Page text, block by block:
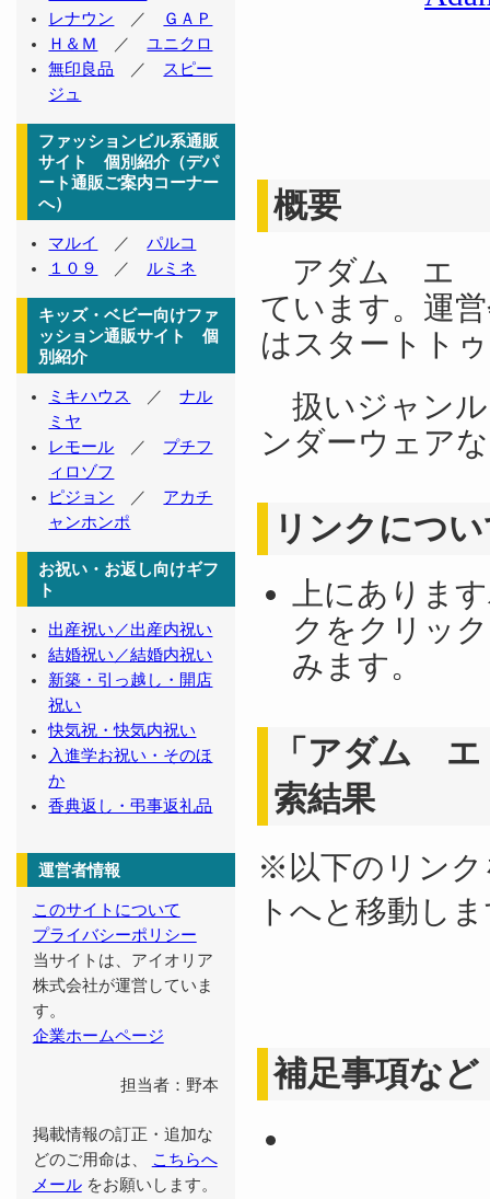
概要
アダム エ ロ
ています。運
はスタートト
扱いジャンル
ンダーウェア
リンクにつ
上にありま
クをクリッ
みます。
「アダム
索結果
※以下のリンク
トへと移動し
補足事項など
レナウン ／
ＧＡＰ
Ｈ＆Ｍ
／ユニクロ
無印良品 ／ スピー
ジュ
ファッションビル系通販
サイト 個別紹介（デパ
ート通販ご案内コーナー
へ）
マルイ ／パルコ
１０９
／ ルミネ
キッズ・ベビー向けファ
ッション通販サイト 個
別紹介
ミキハウス ／ナル
ミヤ
レモール ／ プチフ
ィロゾフ
ピジョン ／ アカチ
ャンホンポ
お祝い・お返し向けギフ
ト
出産祝い／出産内祝い
結婚祝い／結婚内祝い
新築・引っ越し・開店
祝い
快気祝・快気内祝い
入進学お祝い・そのほ
か
香典返し・弔事返礼品
運営者情報
このサイトについて
プライバシーポリシー
当サイトは、アイオリア
株式会社が運営していま
す。
企業ホームページ
担当者：野本
掲載情報の訂正・追加な
どのご用命は、
こちらへ
メールをお願いします。